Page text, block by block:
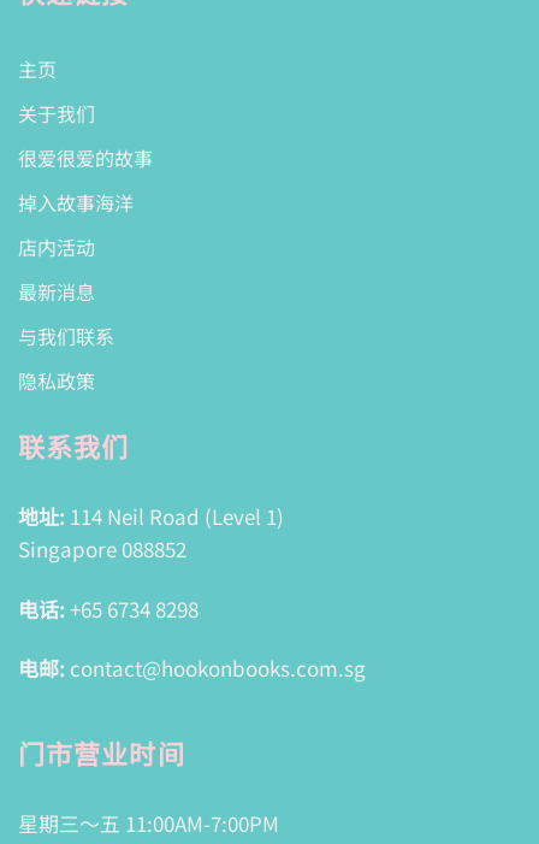
主页
关于我们
很爱很爱的故事
掉入故事海洋
店内活动
最新消息
与我们联系
隐私政策
联系我们
地址: 114 Neil Road (Level 1)
Singapore 088852
电话: +65 6734 8298
电邮: contact@hookonbooks.com.sg
门市营业时间
星期三～五 11:00AM-7:00PM